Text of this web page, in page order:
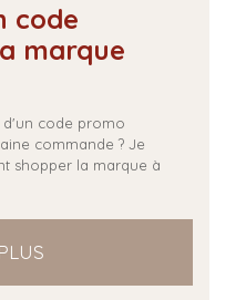
code
marque
d'un code promo
commande ? Je
shopper la marque à